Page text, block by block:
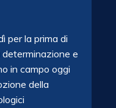
per la prima di
e
in campo oggi
della